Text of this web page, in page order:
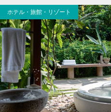
ホテル・旅館・リゾート